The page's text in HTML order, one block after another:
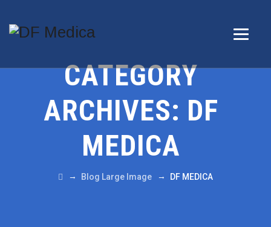
CATEGORY
ARCHIVES: DF
MEDICA
→ Blog Large Image → DF MEDICA